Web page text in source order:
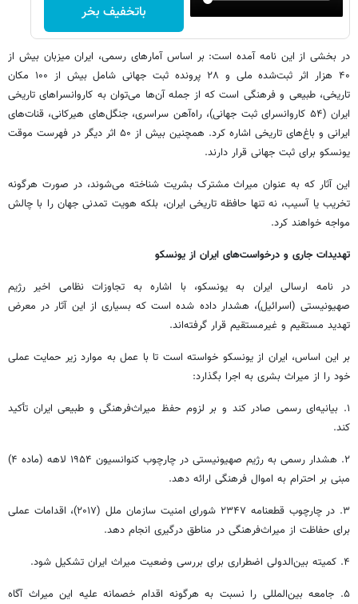
باتخفیف بخر
در بخشی از این نامه آمده است: بر اساس آمارهای رسمی، ایران میزبان بیش از
۴۰ هزار اثر ثبت‌شده ملی و ۲۸ پرونده ثبت جهانی شامل بیش از ۱۰۰ مکان
تاریخی، طبیعی و فرهنگی است که از جمله آن‌ها می‌توان به کاروانسراهای تاریخی
ایران (۵۴ کاروانسرای ثبت جهانی)، راه‌آهن سراسری، جنگل‌های هیرکانی، قنات‌های
ایرانی و باغ‌های تاریخی اشاره کرد. همچنین بیش از ۵۰ اثر دیگر در فهرست موقت
یونسکو برای ثبت جهانی قرار دارند.
این آثار که به عنوان میراث مشترک بشریت شناخته می‌شوند، در صورت هرگونه
تخریب یا آسیب، نه تنها حافظه تاریخی ایران، بلکه هویت تمدنی جهان را با چالش
مواجه خواهند کرد.
تهدیدات جاری و درخواست‌های ایران از یونسکو
در نامه ارسالی ایران به یونسکو، با اشاره به تجاوزات نظامی اخیر رژیم
صهیونیستی (اسرائیل)، هشدار داده شده است که بسیاری از این آثار در معرض
تهدید مستقیم و غیرمستقیم قرار گرفته‌اند.
بر این اساس، ایران از یونسکو خواسته است تا با عمل به موارد زیر حمایت عملی
خود را از میراث بشری به اجرا بگذارد:
۱. بیانیه‌ای رسمی صادر کند و بر لزوم حفظ میراث‌فرهنگی و طبیعی ایران تأکید
کند.
۲. هشدار رسمی به رژیم صهیونیستی در چارچوب کنوانسیون ۱۹۵۴ لاهه (ماده ۴)
مبنی بر احترام به اموال فرهنگی ارائه دهد.
۳. در چارچوب قطعنامه ۲۳۴۷ شورای امنیت سازمان ملل (۲۰۱۷)، اقدامات عملی
برای حفاظت از میراث‌فرهنگی در مناطق درگیری انجام دهد.
۴. کمیته بین‌الدولی اضطراری برای بررسی وضعیت میراث ایران تشکیل شود.
۵. جامعه بین‌المللی را نسبت به هرگونه اقدام خصمانه علیه این میراث آگاه